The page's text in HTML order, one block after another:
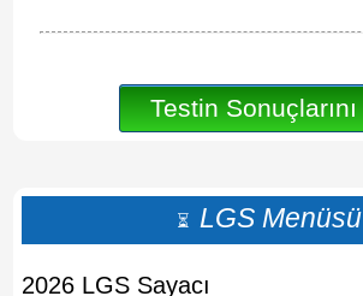
⏳ LGS Menüsü
2026 LGS Sayacı